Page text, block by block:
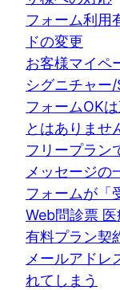
フォーム利用
ドの変更
お客様マイペ
シグニチャー
フォームOK
とはありませ
フリープラン
メッセージの
フォームが「
Web問診票
有料プラン契
メールアドレ
れてしまう